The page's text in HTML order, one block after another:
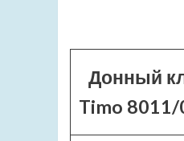
Донный
Timo 8011/